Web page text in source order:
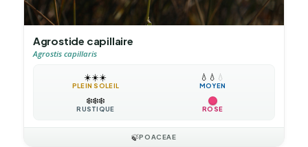
Agrostide capillaire
Agrostis capillaris
☀️☀️☀️
PLEIN SOLEIL
💧 💧 💧
MOYEN
❄️❄️❄️
RUSTIQUE ROSE
🍃POACEAE